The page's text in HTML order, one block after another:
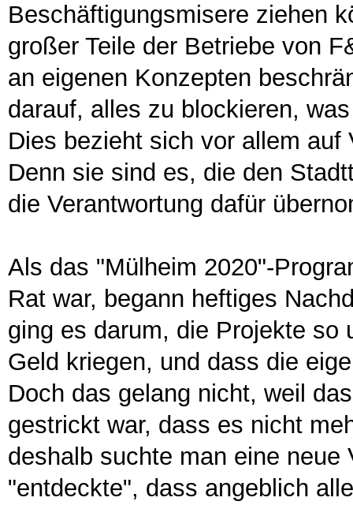
Beschäftigungsmisere ziehen
großer Teile der Betriebe von
an eigenen Konzepten
darauf, alles zu blockieren,
Dies bezieht sich vor allem
Denn sie sind es, die den
die Verantwortung dafür
Als das "Mülheim 2020"-
Rat war, begann heftiges
ging es darum, die Projekte so
Geld kriegen, und dass die
Doch das gelang nicht, weil
gestrickt war, dass es nicht
deshalb suchte man eine neue
"entdeckte", dass angeblich